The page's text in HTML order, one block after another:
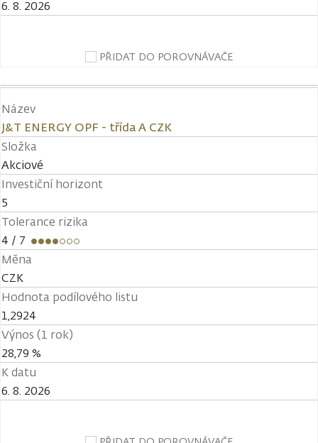
6. 8. 2026
PŘIDAT DO POROVNÁVAČE
Název
J&T ENERGY OPF - třída A CZK
Složka
Akciové
Investiční horizont
5
Tolerance rizika
4 / 7
Měna
CZK
Hodnota podílového listu
1,2924
Výnos (1 rok)
28,79 %
K datu
6. 8. 2026